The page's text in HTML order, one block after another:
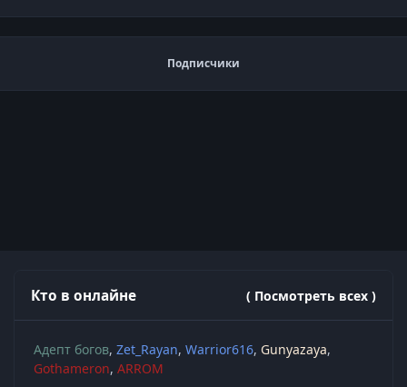
Подписчики
Кто в онлайне ( Посмотреть всех )
Адепт богов Zet_Rayan Warrior616 Gunyazaya
Gothameron ARROM